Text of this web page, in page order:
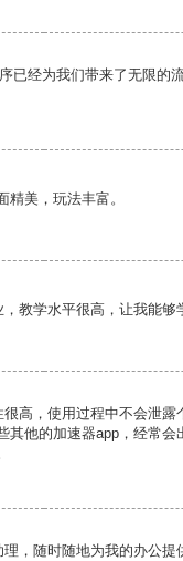
已经为我们带来了无限的
精美，玩法丰富。
教学水平很高，让我能够
高，使用过程中不会泄露
其他的加速器app，经常会
，随时随地为我的办公提